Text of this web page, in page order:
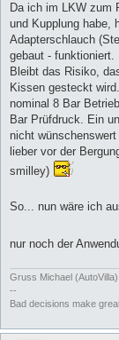
Da ich im LKW zum
und Kupplung habe,
Adapterschlauch
gebaut - funktioniert.
Bleibt das Risiko,
Kissen gesteckt
nominal 8 Bar
Bar Prüfdruck. Ein
nicht
lieber vor der
smilley)
So... nun wäre ich
nur noch der
Gruss Michael (AutoVilla)
--
Bad decisions make